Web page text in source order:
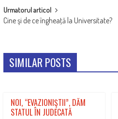
Urmatorul articol
Cine şi de ce îngheaţă la Universitate?
SIMILAR POSTS
NOI, “EVAZIONIŞTII”, DĂM
STATUL ÎN JUDECATĂ